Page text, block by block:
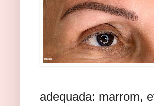
adequada: marrom,